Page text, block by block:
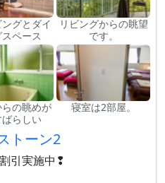
グとダイ
ペース
リビングからの眺望
です。
の眺めが
らしい
寝室は2部屋。
トーン2
引実施中❢